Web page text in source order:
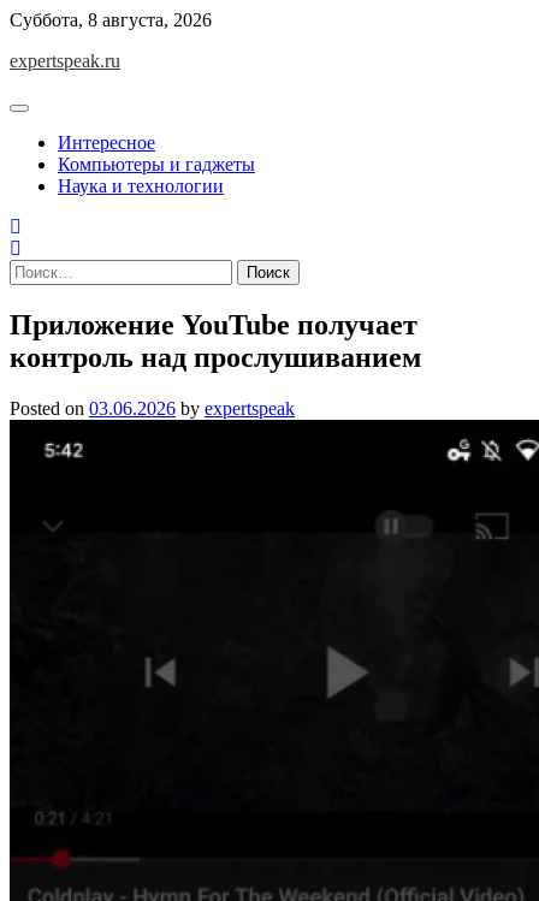
Skip
content
Суббота, 8 августа, 2026
expertspeak.ru
Интересное
Компьютеры и гаджеты
Наука и технологии
Найти:
Приложение YouTube получает
контроль над прослушиванием
Posted on 03.06.2026 by expertspeak